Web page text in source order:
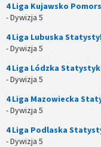
4 Liga Kujawsko
- Dywizja 5
4 Liga Lubuska
- Dywizja 5
4 Liga Lódzka
- Dywizja 5
4 Liga Mazowiecka
- Dywizja 5
4 Liga Podlaska
- Dywizja 5